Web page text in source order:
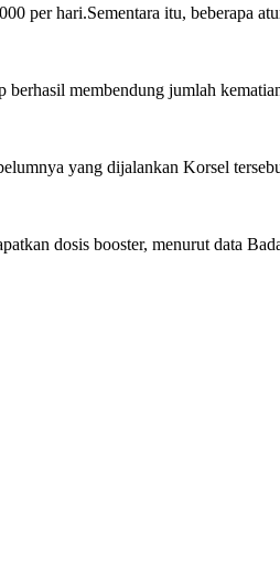
per hari.Sementara itu, beberapa
membendung jumlah
yang dijalankan Korsel
dosis booster, menurut data